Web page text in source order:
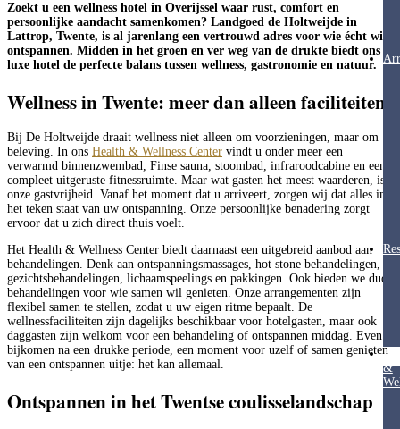
&
Zoekt u een wellness hotel in Overijssel waar rust, comfort en
persoonlijke aandacht samenkomen? Landgoed de Holtweijde in
Lattrop, Twente, is al jarenlang een vertrouwd adres voor wie écht wil
ontspannen. Midden in het groen en ver weg van de drukte biedt ons
luxe hotel de perfecte balans tussen wellness, gastronomie en natuur.
Wellness in Twente: meer dan alleen faciliteiten
Bij De Holtweijde draait wellness niet alleen om voorzieningen, maar om
beleving. In ons Health & Wellness Center vindt u onder meer een
verwarmd binnenzwembad, Finse sauna, stoombad, infraroodcabine en een
compleet uitgeruste fitnessruimte. Maar wat gasten het meest waarderen, is
onze gastvrijheid. Vanaf het moment dat u arriveert, zorgen wij dat alles in
het teken staat van uw ontspanning. Onze persoonlijke benadering zorgt
ervoor dat u zich direct thuis voelt.
Het Health & Wellness Center biedt daarnaast een uitgebreid aanbod aan
behandelingen. Denk aan ontspanningsmassages, hot stone behandelingen,
gezichtsbehandelingen, lichaamspeelings en pakkingen. Ook bieden we duo-
behandelingen voor wie samen wil genieten. Onze arrangementen zijn
flexibel samen te stellen, zodat u uw eigen ritme bepaalt. De
wellnessfaciliteiten zijn dagelijks beschikbaar voor hotelgasten, maar ook
daggasten zijn welkom voor een behandeling of ontspannen middag. Even
bijkomen na een drukke periode, een moment voor uzelf of samen genieten
van een ontspannen uitje: het kan allemaal.
Ontspannen in het Twentse coulisselandschap